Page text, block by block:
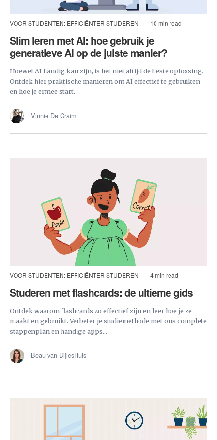
VOOR STUDENTEN: EFFICIËNTER STUDEREN 10 min read
Slim leren met AI: hoe gebruik je
generatieve AI op de juiste manier?
Hoewel AI handig kan zijn, is het niet altijd de beste oplossing.
Ontdek hier praktische manieren om AI effectief te gebruiken
en hoe je ermee start.
Vinnie De Craim
VOOR STUDENTEN: EFFICIËNTER STUDEREN 4 min read
Studeren met flashcards: de ultieme gids
Ontdek waarom flashcards zo effectief zijn en leer hoe je ze
maakt en gebruikt. Verbeter je studiemethode met ons complete
stappenplan en handige apps...
Beau van BijlesHuis